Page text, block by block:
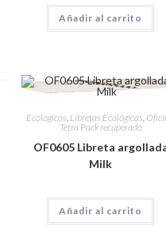
Añadir al carrito
Ecológicos Libretas Ecológicas
Tetra Pack recuperado
OF0605 Libreta
Milk
Añadir al carrito